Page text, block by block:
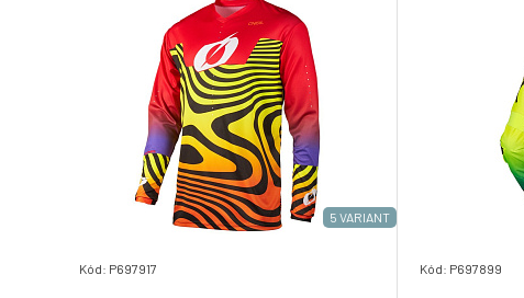
5 VARIANT
Kód: P697917 Kód: P697899